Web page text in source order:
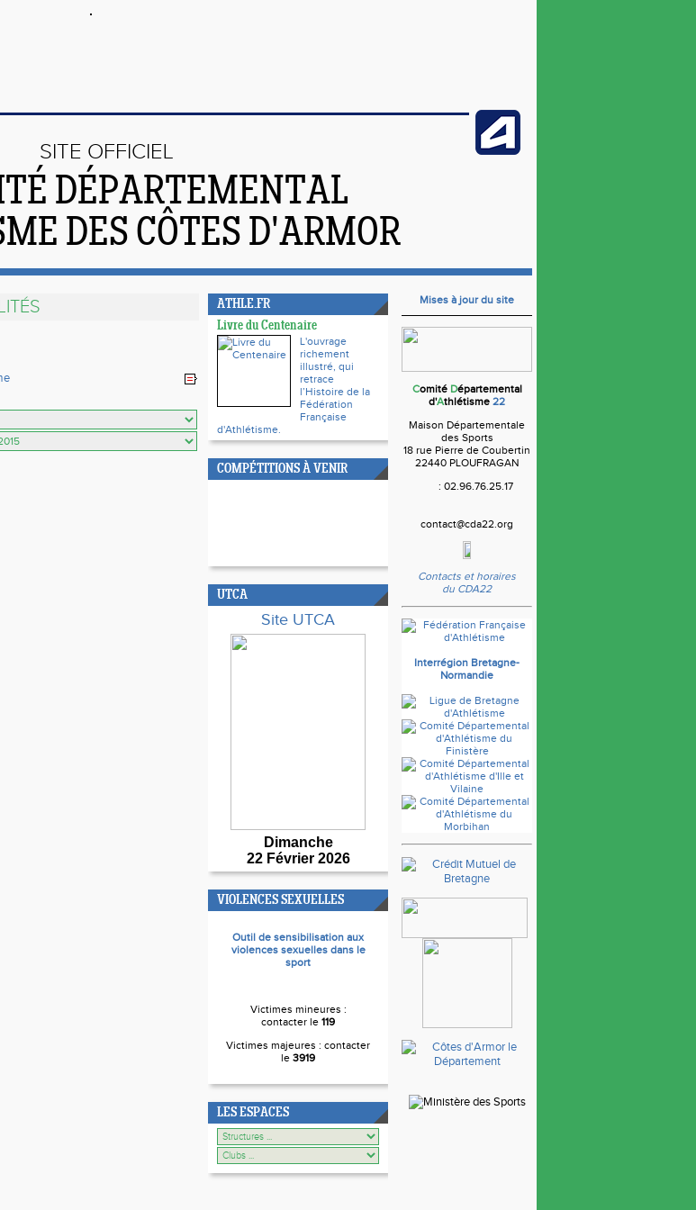
SITE OFFICIEL
DÉPARTEMENTAL
DES CÔTES D'ARMOR
ATHLE.FR
Livre du Centenaire
L'ouvrage
richement
illustré, qui
retrace
l’Histoire de la
Fédération
Française
d'Athlétisme.
COMPÉTITIONS À VENIR
UTCA
Site UTCA
Dimanche
22 Février 2026
VIOLENCES SEXUELLES
Outil de sensibilisation aux
violences sexuelles dans le
sport
Victimes mineures :
contacter le 119
Victimes majeures : contacter
le 3919
LES ESPACES
Mises à jour du site
Comité Départemental
d'Athlétisme 22
Maison Départementale
des Sports
18 rue Pierre de Coubertin
22440 PLOUFRAGAN
: 02.96.76.25.17
contact@cda22.org
Contacts et horaires
du CDA22
Interrégion Bretagne-
Normandie